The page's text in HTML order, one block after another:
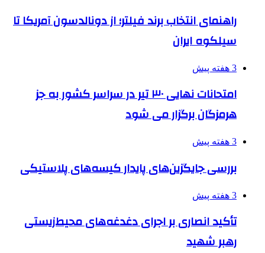
راهنمای انتخاب برند فیلتر؛ از دونالدسون آمریکا تا
سیلکوه ایران
3 هفته پیش
امتحانات نهایی ۳۰ تیر در سراسر کشور به جز
هرمزگان برگزار می شود
3 هفته پیش
بررسی جایگزین‌های پایدار کیسه‌های پلاستیکی
3 هفته پیش
تأکید انصاری بر اجرای دغدغه‌های محیط‌زیستی
رهبر شهید